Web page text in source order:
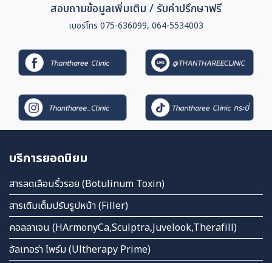
สอบถามข้อมูลเพิ่มเติม / รับคำปรึกษาฟรี
เบอร์โทร 075-636099, 064-5534003
บริการยอดนิยม
สารลดเลือนริ้วรอย (Botulinum Toxin)
สารเติมเต็มปรับรูปหน้า (Filler)
คอลลาเจน (HArmonyCa,Sculptra,Juvelook,Therafill)
อัลเทอร่า ไพร์ม (Ultherapy Prime)